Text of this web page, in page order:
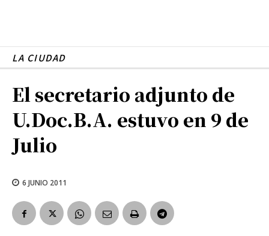
LA CIUDAD
El secretario adjunto de
U.Doc.B.A. estuvo en 9 de
Julio
6 JUNIO 2011